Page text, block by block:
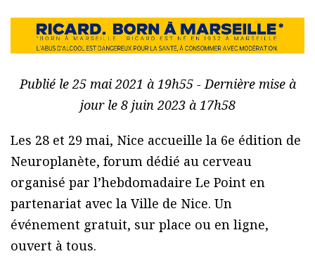
Publié le 25 mai 2021 à 19h55 - Dernière mise à
jour le 8 juin 2023 à 17h58
Les 28 et 29 mai, Nice accueille la 6e édition de
Neuroplanète, forum dédié au cerveau
organisé par l’hebdomadaire Le Point en
partenariat avec la Ville de Nice. Un
événement gratuit, sur place ou en ligne,
ouvert à tous.